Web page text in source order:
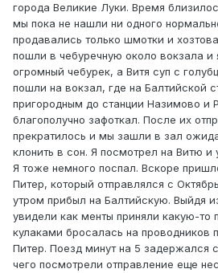
города Великие Луки. Время
мы пока не нашли ни одного
продавались только шмотки и
пошли в чебуречную около вокзала и
огромный чебурек, а Витя суп с
пошли на вокзал, где на Балтийской
пригородным до станции Назимово и
благополучно зафоткал. После их
прекратилось и мы зашли в зал
клонить в сон. Я посмотрел на Витю и
Я тоже немного поспал. Вскоре
Питер, который отправлялся с
утром прибыл на Балтийскую. Выйдя
увидели как менты приняли какую-то
кулаками бросалась на проводников
Питер. Поезд минут на 5 задержался
чего посмотрели отправление еще